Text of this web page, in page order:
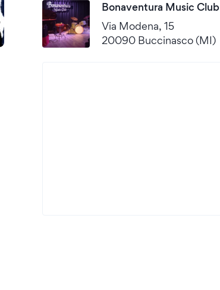
Bonaventura Music Club
Via Modena, 15
20090 Buccinasco (MI)